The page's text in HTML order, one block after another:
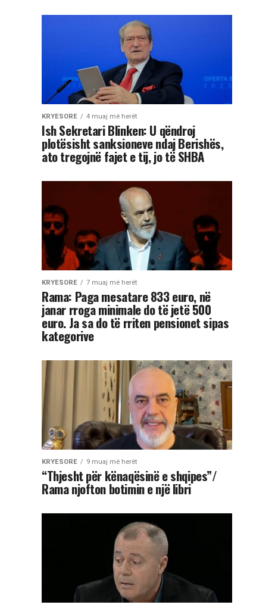
KRYESORE 4 muaj më herët
Ish Sekretari Blinken: U qëndroj
plotësisht sanksioneve ndaj Berishës,
ato tregojnë fajet e tij, jo të SHBA
KRYESORE 7 muaj më herët
Rama: Paga mesatare 833 euro, në
janar rroga minimale do të jetë 500
euro. Ja sa do të rriten pensionet sipas
kategorive
KRYESORE 9 muaj më herët
“Thjesht për kënaqësinë e shqipes”/
Rama njofton botimin e një libri